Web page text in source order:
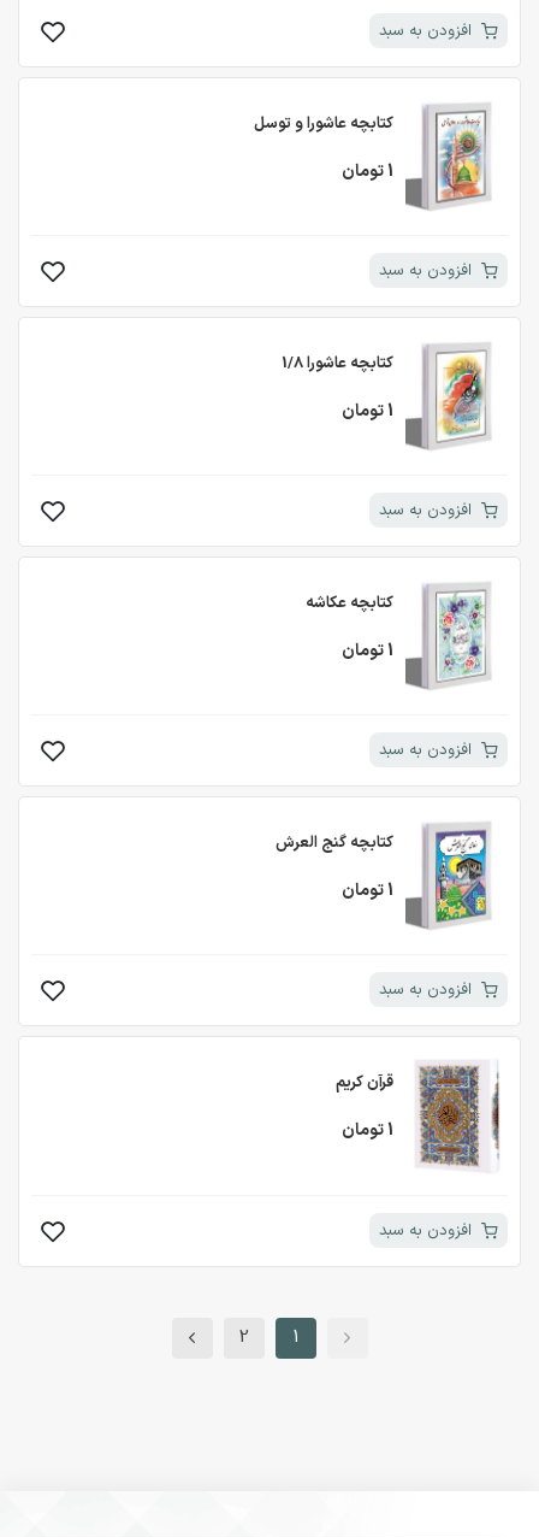
افزودن به سبد
کتابچه عاشورا و توسل
1 تومان
افزودن به سبد
کتابچه عاشورا 1/8
1 تومان
افزودن به سبد
کتابچه عکاشه
1 تومان
افزودن به سبد
کتابچه گنج العرش
1 تومان
افزودن به سبد
قرآن کریم
1 تومان
افزودن به سبد
1
2